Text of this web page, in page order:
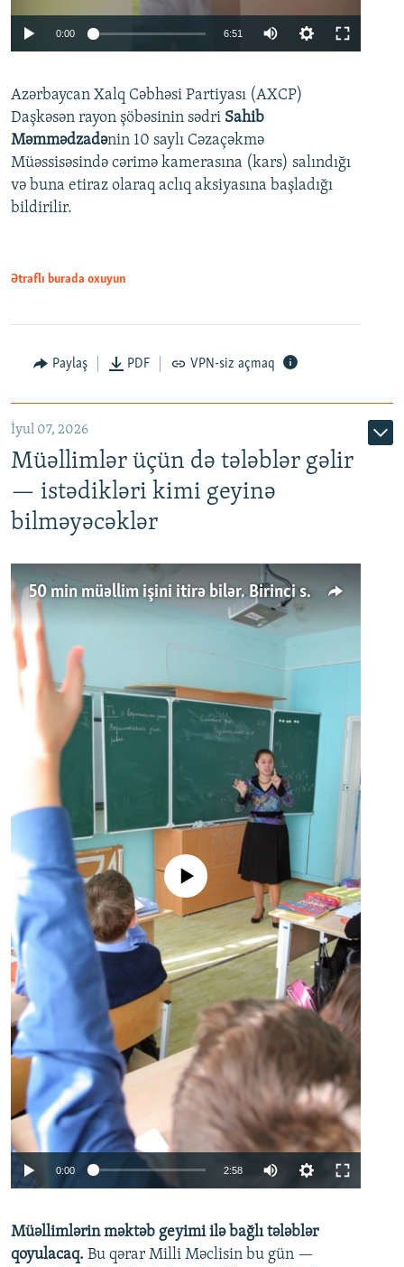
Auto 240p 360p
720p 1080p
0:00 6:51
360p
720p
1080p
Azərbaycan Xalq Cəbhəsi Partiyası (AXCP)
Daşkəsən rayon şöbəsinin sədri Sahib
Məmmədzadənin 10 saylı Cəzaçəkmə
Müəssisəsində cərimə kamerasına (kars) salındığı
və buna etiraz olaraq aclıq aksiyasına başladığı
bildirilir.
Ətraflı burada oxuyun
Paylaş PDF VPN-siz açmaq
İyul 07, 2026
Müəllimlər üçün də tələblər gəlir
— istədikləri kimi geyinə
bilməyəcəklər
50 min müəllim işini itirə bilər. Birinci sinfə gedənlər azalır
No media source currently available
0:00 2:58
360p
480p
Müəllimlərin məktəb geyimi ilə bağlı tələblər
qoyulacaq. Bu qərar Milli Məclisin bu gün —